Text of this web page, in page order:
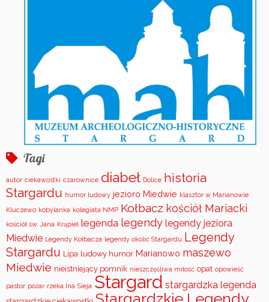
Tagi
autor ciekawostki czarownice diabeł Dolice historia
Stargardu humor ludowy jezioro Miedwie klasztor w Marianowie
Kluczewo kobylanka kolegiata NMP Kołbacz kościół Mariacki
kościół św. Jana Krąpiel legenda legendy legendy jeziora
Miedwie Legendy Kołbacza legendy okolic Stargardu Legendy
Stargardu Lipa ludowy humor Marianowo maszewo
Miedwie nieistniejący pomnik nieszczęśliwa miłość opat opowieść
pastor pożar rzeka Ina Sieja Stargard stargardzka legenda
Stargardzkie Legendy